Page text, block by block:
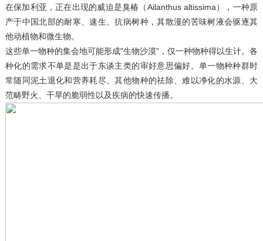
在保加利亚，正在出现的威迫是臭椿（Ailanthus altissima），一种原
产于中国北部的耐寒、速生、抗病树种，其散漫的苦味树液会驱逐其
他动植物和微生物。
这些单一物种的集会地可能形成"生物沙漠"，仅一种物种得以生计。各
种化的需求不单是是出于东谈主类的审好意思偏好。单一物种种群时
常随同泥土退化和营养耗尽、其他物种的祛除、难以净化的水源、大
范畴野火、干旱的脆弱性以及疾病的快速传播。